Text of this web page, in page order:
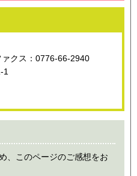
クス：0776-66-2940
1
、このページのご感想をお